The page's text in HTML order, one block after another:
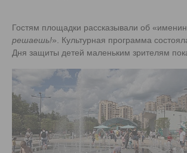
Гостям площадки рассказывали об
решаешь!». Культурная программа
Дня защиты детей маленьким зрителям